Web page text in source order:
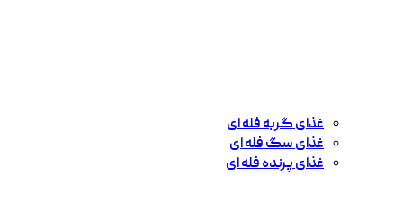
غذای گربه فله ای
غذای سگ فله ای
غذای پرنده فله ای